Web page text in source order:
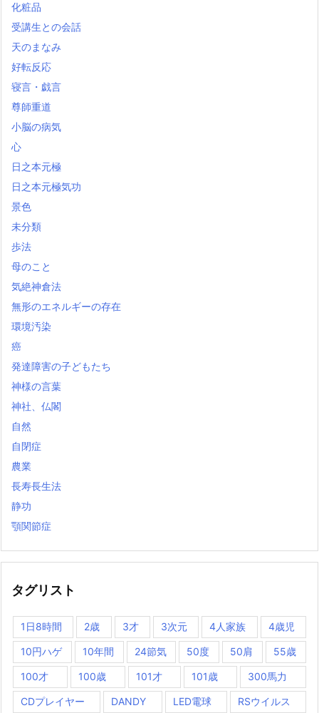
化粧品
受講生との会話
天のまなみ
好転反応
寝言・戯言
尊師重道
小脳の病気
心
日之本元極
日之本元極気功
景色
未分類
歩法
母のこと
気絶神倉法
無形のエネルギーの存在
環境汚染
癌
発達障害の子どもたち
神様の言葉
神社、仏閣
自然
自閉症
農業
長寿長生法
静功
顎関節症
タグリスト
1日8時間 2歳 3才 3次元 4人家族 4歳児
10円ハゲ 10年間 24節気 50度 50肩 55歳
100才 100歳 101才 101歳 300馬力
CDプレイヤー DANDY LED電球 RSウイルス